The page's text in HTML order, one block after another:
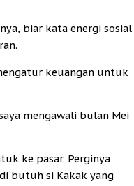
biar kata energi sosial
keuangan untuk
mengawali bulan Mei
ke pasar. Perginya
butuh si Kakak yang